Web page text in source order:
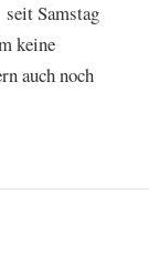
Samstag
keine
auch noch